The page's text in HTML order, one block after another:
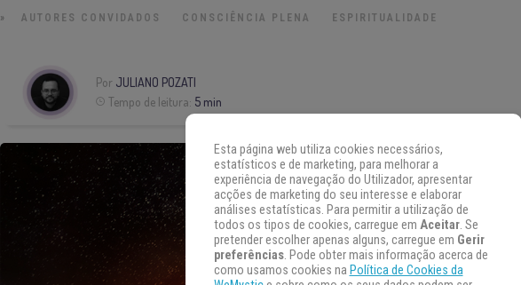
» AUTORES CONVIDADOS CONSCIÊNCIA PLENA ESPIRITUALIDADE
Por JULIANO POZATI
Tempo de leitura: 5 min
Esta página web utiliza cookies necessários,
estatísticos e de marketing, para melhorar a
experiência de navegação do Utilizador, apresentar
acções de marketing do seu interesse e elaborar
análises estatísticas. Para permitir a utilização de
todos os tipos de cookies, carregue em Aceitar. Se
pretender escolher apenas alguns, carregue em Gerir
preferências. Pode obter mais informação acerca de
como usamos cookies na Política de Cookies da